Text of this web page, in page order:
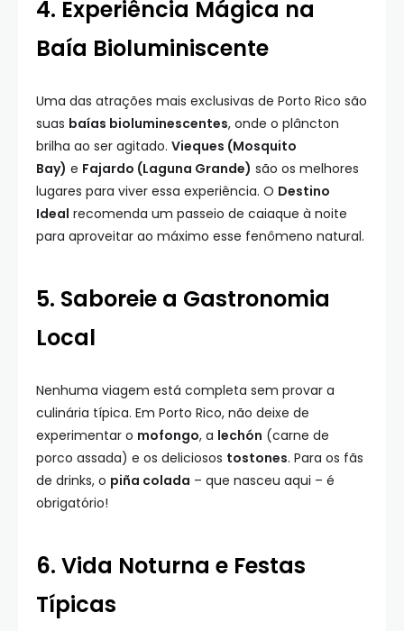
4. Experiência Mágica na
Baía Bioluminiscente
Uma das atrações mais exclusivas de Porto Rico são
suas baías bioluminescentes, onde o plâncton
brilha ao ser agitado. Vieques (Mosquito
Bay) e Fajardo (Laguna Grande) são os melhores
lugares para viver essa experiência. O Destino
Ideal recomenda um passeio de caiaque à noite
para aproveitar ao máximo esse fenômeno natural.
5. Saboreie a Gastronomia
Local
Nenhuma viagem está completa sem provar a
culinária típica. Em Porto Rico, não deixe de
experimentar o mofongo, a lechón (carne de
porco assada) e os deliciosos tostones. Para os fãs
de drinks, o piña colada – que nasceu aqui – é
obrigatório!
6. Vida Noturna e Festas
Típicas